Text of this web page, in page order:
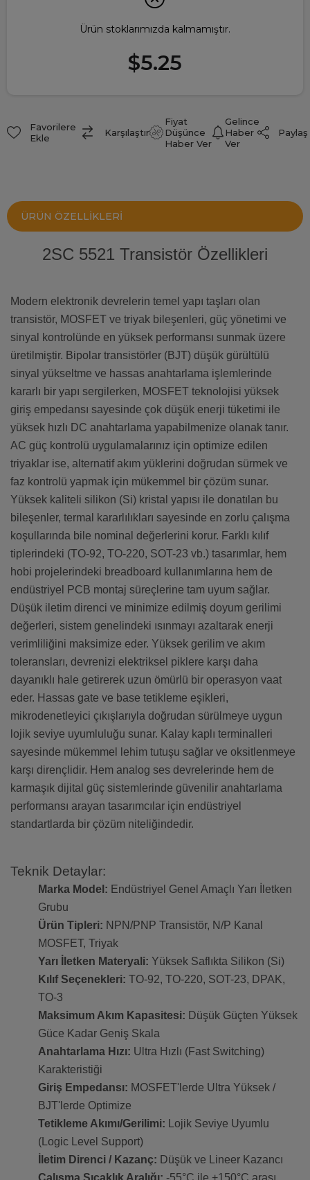
Ürün stoklarımızda kalmamıştır.
$5.25
Favorilere
Ekle
Karşılaştır
Fiyat
Düşünce
Haber Ver
Gelince
Haber
Ver
Paylaş
ÜRÜN ÖZELLIKLERI
2SC 5521 Transistör Özellikleri
Modern elektronik devrelerin temel yapı taşları olan
transistör, MOSFET ve triyak bileşenleri, güç yönetimi ve
sinyal kontrolünde en yüksek performansı sunmak üzere
üretilmiştir. Bipolar transistörler (BJT) düşük gürültülü
sinyal yükseltme ve hassas anahtarlama işlemlerinde
kararlı bir yapı sergilerken, MOSFET teknolojisi yüksek
giriş empedansı sayesinde çok düşük enerji tüketimi ile
yüksek hızlı DC anahtarlama yapabilmenize olanak tanır.
AC güç kontrolü uygulamalarınız için optimize edilen
triyaklar ise, alternatif akım yüklerini doğrudan sürmek ve
faz kontrolü yapmak için mükemmel bir çözüm sunar.
Yüksek kaliteli silikon (Si) kristal yapısı ile donatılan bu
bileşenler, termal kararlılıkları sayesinde en zorlu çalışma
koşullarında bile nominal değerlerini korur. Farklı kılıf
tiplerindeki (TO-92, TO-220, SOT-23 vb.) tasarımlar, hem
hobi projelerindeki breadboard kullanımlarına hem de
endüstriyel PCB montaj süreçlerine tam uyum sağlar.
Düşük iletim direnci ve minimize edilmiş doyum gerilimi
değerleri, sistem genelindeki ısınmayı azaltarak enerji
verimliliğini maksimize eder. Yüksek gerilim ve akım
toleransları, devrenizi elektriksel piklere karşı daha
dayanıklı hale getirerek uzun ömürlü bir operasyon vaat
eder. Hassas gate ve base tetikleme eşikleri,
mikrodenetleyici çıkışlarıyla doğrudan sürülmeye uygun
lojik seviye uyumluluğu sunar. Kalay kaplı terminalleri
sayesinde mükemmel lehim tutuşu sağlar ve oksitlenmeye
karşı dirençlidir. Hem analog ses devrelerinde hem de
karmaşık dijital güç sistemlerinde güvenilir anahtarlama
performansı arayan tasarımcılar için endüstriyel
standartlarda bir çözüm niteliğindedir.
Teknik Detaylar:
Marka Model: Endüstriyel Genel Amaçlı Yarı İletken
Grubu
Ürün Tipleri: NPN/PNP Transistör, N/P Kanal
MOSFET, Triyak
Yarı İletken Materyali: Yüksek Saflıkta Silikon (Si)
Kılıf Seçenekleri: TO-92, TO-220, SOT-23, DPAK,
TO-3
Maksimum Akım Kapasitesi: Düşük Güçten Yüksek
Güce Kadar Geniş Skala
Anahtarlama Hızı: Ultra Hızlı (Fast Switching)
Karakteristiği
Giriş Empedansı: MOSFET'lerde Ultra Yüksek /
BJT'lerde Optimize
Tetikleme Akımı/Gerilimi: Lojik Seviye Uyumlu
(Logic Level Support)
İletim Direnci / Kazanç: Düşük ve Lineer Kazancı
Çalışma Sıcaklık Aralığı: -55°C ile +150°C arası